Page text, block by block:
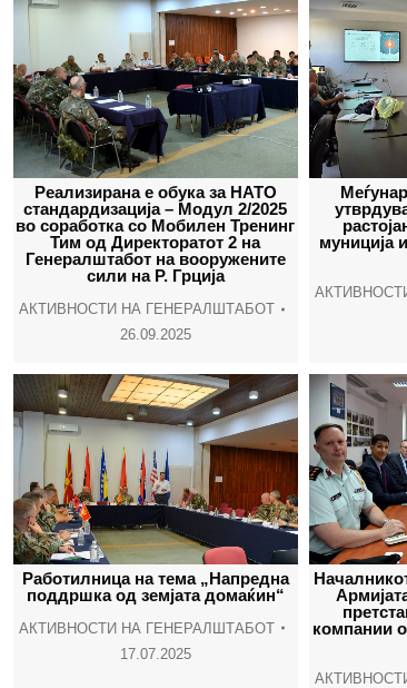
Реализирана е обука за НАТО
стандардизација – Модул 2/2025
во соработка со Мобилен Тренинг
Тим од Директоратот 2 на
Генералштабот на вооружените
сили на Р. Грција
АКТИВНОСТИ НА ГЕНЕРАЛШТАБОТ
26.09.2025
муниција
Работилница на тема „Напредна
поддршка од земјата домаќин“
АКТИВНОСТИ НА ГЕНЕРАЛШТАБОТ
17.07.2025
компании